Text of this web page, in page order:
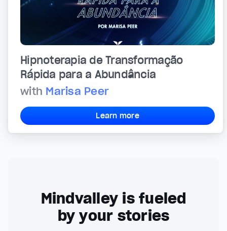
Hipnoterapia de Transformação
Rápida para a Abundância
with Marisa Peer
Learn more
Mindvalley is fueled
by your stories